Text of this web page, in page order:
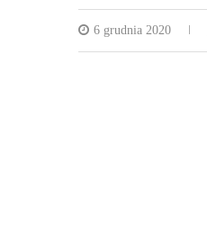
6 grudnia 2020